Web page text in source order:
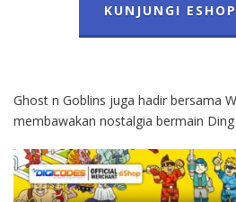
KUNJUNGI
Ghost n Goblins juga hadir bersama
membawakan nostalgia bermain